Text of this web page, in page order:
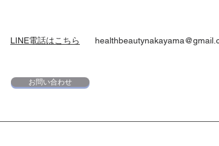
LINE電話はこちら
お問い合わせ